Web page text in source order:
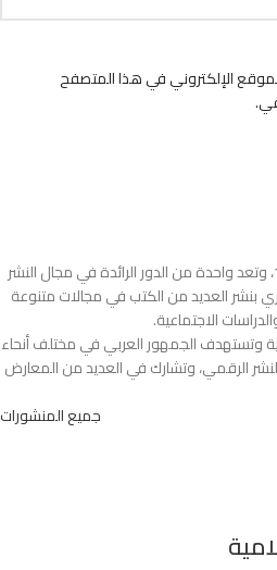
الإلكتروني في هذا المتصفح
دار نشر أردنية تأسست في عام 1981، وتعد واحدة من الدور الرائدة في مجال النشر
بنشر العديد من الكتب في مجالات متنوعة
الاجتماعية.
وتستهدف الجمهور العربي في مختلف أنحاء
الرقمي، وتشارك في العديد من المعارض
جميع المنشورات